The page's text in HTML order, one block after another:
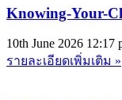
Knowing-Your-
10th June 2026 12:17
รายละเอียดเพิ่มเติม »